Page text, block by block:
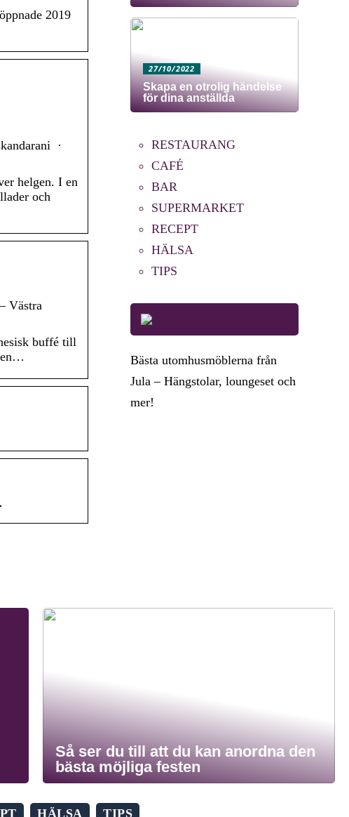
2019
·
helgen. I en
och
Västra
buffé till
27/10/2022
Skapa en otrolig händelse
för dina anställda
RESTAURANG
CAFÉ
BAR
SUPERMARKET
RECEPT
HÄLSA
TIPS
Bästa utomhusmöblerna från
Jula – Hängstolar, loungeset och
mer!
Så ser du till att du kan anordna den
bästa möjliga festen
HÄLSA TIPS